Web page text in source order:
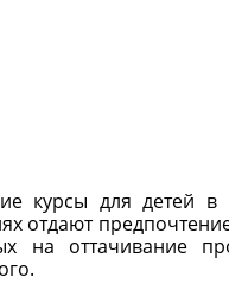
курсы для детей в
отдают
на оттачивание